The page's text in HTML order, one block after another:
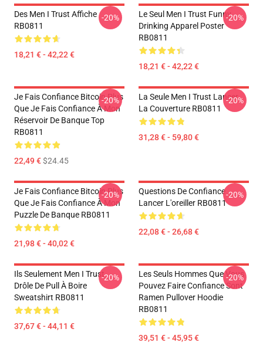
Des Men I Trust Affiche
RB0811
18,21 € - 42,22 €
-20%
Le Seul Men I Trust Funny
Drinking Apparel Poster
RB0811
18,21 € - 42,22 €
-20%
Je Fais Confiance Bitcoin Plus
Que Je Fais Confiance À Mon
Réservoir De Banque Top
RB0811
22,49 €$24.45
-20%
La Seule Men I Trust Lancer
La Couverture RB0811
31,28 € - 59,80 €
-20%
Je Fais Confiance Bitcoin Plus
Que Je Fais Confiance À Mon
Puzzle De Banque RB0811
21,98 € - 40,02 €
-20%
Questions De Confiance
Lancer L'oreiller RB0811
22,08 € - 26,68 €
-20%
Ils Seulement Men I Trust
Drôle De Pull À Boire
Sweatshirt RB0811
37,67 € - 44,11 €
-20%
Les Seuls Hommes Que Vous
Pouvez Faire Confiance Sont
Ramen Pullover Hoodie
RB0811
39,51 € - 45,95 €
-20%